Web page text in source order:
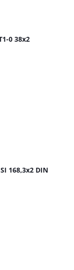
0 38х2
168,3х2 DIN